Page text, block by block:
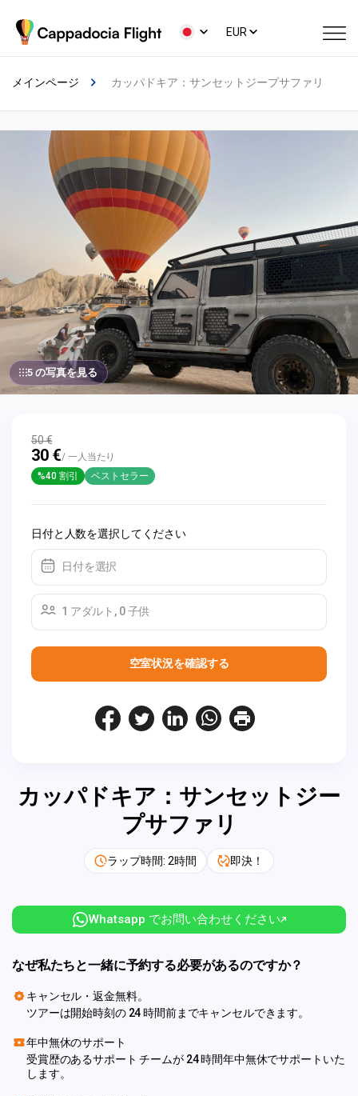
EUR
メインページ カッパドキア：サンセットジープサファリ
5 の写真を見る
50 €
30 €/ 一人当たり
%40 割引
ベストセラー
日付と人数を選択してください
日付を選択
1 アダルト, 0 子供
空室状況を確認する
カッパドキア：サンセットジー
プサファリ
ラップ時間: 2時間 即決！
Whatsapp でお問い合わせください
なぜ私たちと一緒に予約する必要があるのですか？
キャンセル・返金無料。
ツアーは開始時刻の 24 時間前までキャンセルできます。
年中無休のサポート
受賞歴のあるサポート チームが 24 時間年中無休でサポートいた
します。